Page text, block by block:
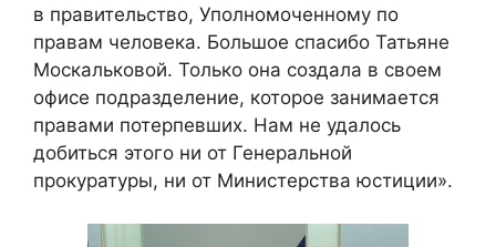
в правительство, Уполномоченному по
правам человека. Большое спасибо Татьяне
Москальковой. Только она создала в своем
офисе подразделение, которое занимается
правами потерпевших. Нам не удалось
добиться этого ни от Генеральной
прокуратуры, ни от Министерства юстиции».